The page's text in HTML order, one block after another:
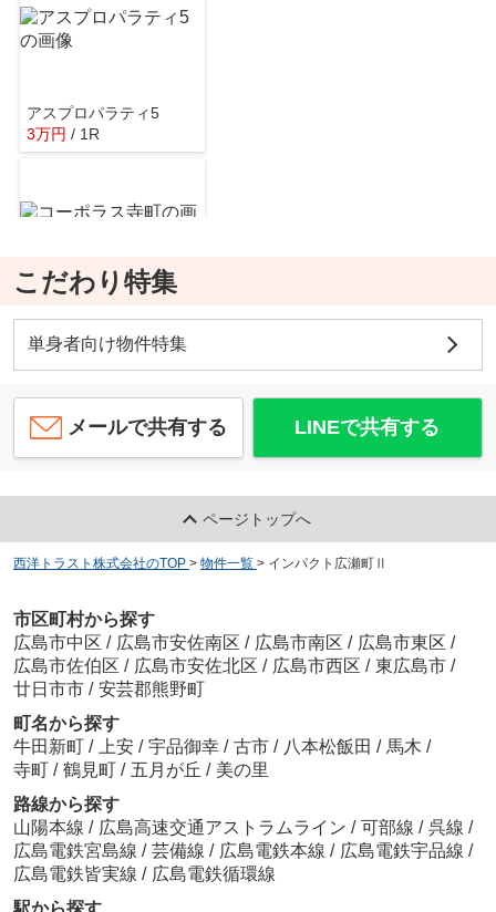
アスプロパラティ5
3万円 / 1R
AXIS舟入
4.3万円 / 1K
こだわり特集
単身者向け物件特集
メールで共有する LINEで共有する
ページトップへ
西洋トラスト株式会社のTOP > 物件一覧 > インパクト広瀬町Ⅱ
市区町村から探す
広島市中区 / 広島市安佐南区 / 広島市南区 / 広島市東区 /
広島市佐伯区 / 広島市安佐北区 / 広島市西区 / 東広島市 /
廿日市市 / 安芸郡熊野町
町名から探す
牛田新町 / 上安 / 宇品御幸 / 古市 / 八本松飯田 / 馬木 /
寺町 / 鶴見町 / 五月が丘 / 美の里
路線から探す
山陽本線 / 広島高速交通アストラムライン / 可部線 / 呉線 /
広島電鉄宮島線 / 芸備線 / 広島電鉄本線 / 広島電鉄宇品線 /
広島電鉄皆実線 / 広島電鉄循環線